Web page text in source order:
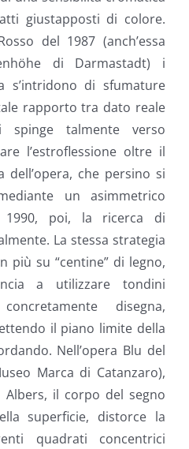
giustapposti di colore.
del 1987 (anch’essa
di Darmastadt) i
s’intridono di sfumature
rapporto tra dato reale
talmente verso
l’estroflessione oltre il
che persino si
un asimmetrico
1990, poi, la ricerca di
La stessa strategia
più su “centine” di legno,
a utilizzare tondini
disegna,
il piano limite della
Nell’opera Blu del
Marca di Catanzaro),
il corpo del segno
superficie, distorce la
quadrati concentrici